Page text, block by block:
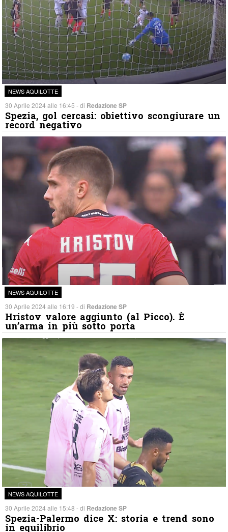
NEWS AQUILOTTE
30 Aprile 2024 alle 16:45 - di Redazione SP
Spezia, gol cercasi: obiettivo scongiurare un
record negativo
NEWS AQUILOTTE
30 Aprile 2024 alle 16:19 - di Redazione SP
Hristov valore aggiunto (al Picco). È
un’arma in più sotto porta
NEWS AQUILOTTE
30 Aprile 2024 alle 15:48 - di Redazione SP
Spezia-Palermo dice X: storia e trend sono
in equilibrio